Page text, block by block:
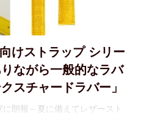
けストラップ シリー
ながら一般的なラバ
スチャードラバー」
朗報～夏に備えてレザースト